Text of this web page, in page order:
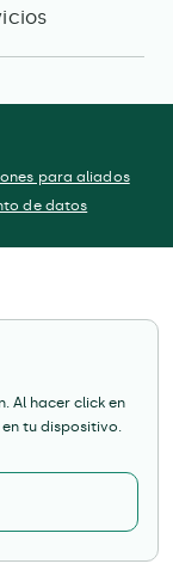
Al hacer click en
tu dispositivo.
para aliados
de datos